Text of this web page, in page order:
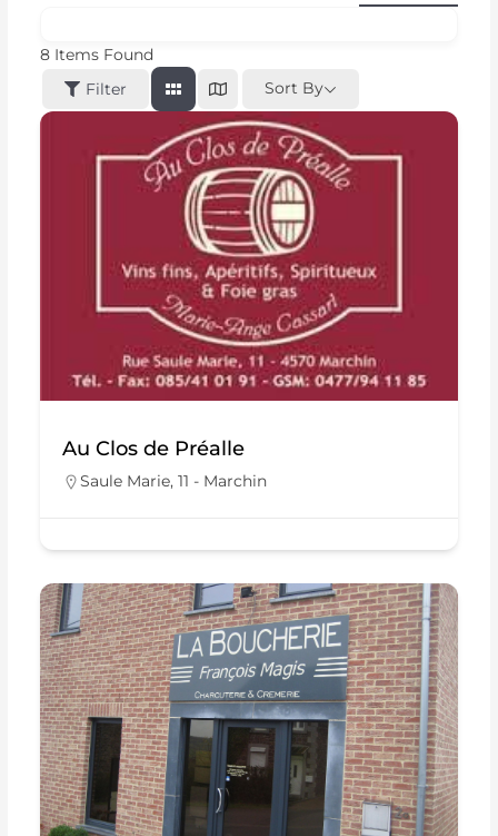
8 Items Found
Filter
Sort By
Au Clos de Préalle
Saule Marie, 11 - Marchin